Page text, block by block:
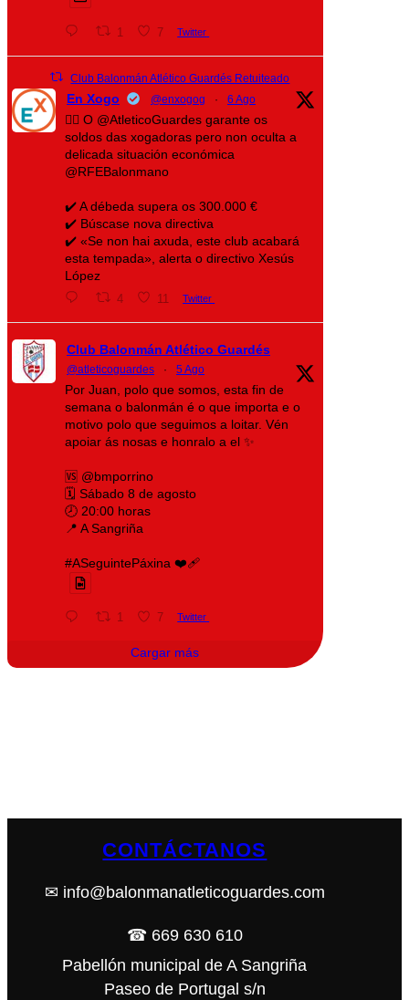
1 7 Twitter
Club Balonmán Atlético Guardés Retuiteado
En Xogo @enxogog · 6 Ago
🤾‍♀️ O @AtleticoGuardes garante os
soldos das xogadoras pero non oculta a
delicada situación económica
@RFEBalonmano
✔️ A débeda supera os 300.000 €
✔️ Búscase nova directiva
✔️ «Se non hai axuda, este club acabará
esta tempada», alerta o directivo Xesús
López
4 11 Twitter
Club Balonmán Atlético Guardés
@atleticoguardes · 5 Ago
Por Juan, polo que somos, esta fin de
semana o balonmán é o que importa e o
motivo polo que seguimos a loitar. Vén
apoiar ás nosas e honralo a el ✨
🆚 @bmporrino
🗓️ Sábado 8 de agosto
🕗 20:00 horas
📍 A Sangriña
#ASeguintePáxina ❤️‍🩹
1 7 Twitter
Cargar más
CONTÁCTANOS
✉ info@balonmanatleticoguardes.com
☎ 669 630 610
Pabellón municipal de A Sangriña
Paseo de Portugal s/n